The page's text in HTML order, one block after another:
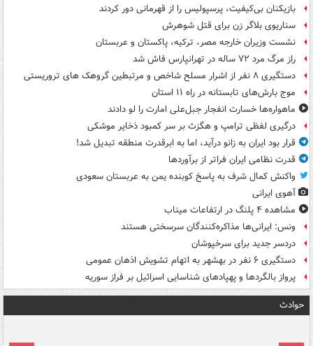
بازیکنان بی‌کیفیت، پرسپولیس را از قهرمانی دور کردند
سناریوی بلاگر زن برای قتل شوهرش
نشست وزیران خارجه مصر، ترکیه، پاکستان و عربستان
راز مرگ مرد ۷۲ ساله در تهرانپارس فاش شد
دستگیری ۸ نفر از اشرار مسلح شاخص و مرتبطین گروهک های تروریستی
موج بارش‌های تابستانه در راه ۱۱ استان
ماهواره‌ها خسارت انفجار جبل‌علی امارت را لو دادند
درگیری لفظی ترامپ و هگزث بر سر کمبود ذخایر موشکی
قرار بود ایران به زانو درآید، اما به ابرقدرت منطقه تبدیل شد!
قدرت نظامی ایران فراتر از برآوردها
واکنش کمال شرف به پاسخ کوبنده یمن به عربستان سعودی
آهوی ایرانی
مشاهده ۴ پلنگ در ارتفاعات میناب
ونس: ایرانی‌ها مذاکره‌کنندگان سرسختی هستند
دردسر جدید برای سرخپوشان
دستگیری ۶ نفر در بهشهر به اتهام تشویش اذهان عمومی
پرواز بالگردها و پهپادهای شناسایی اسرائیل بر فراز سوریه
حوادث